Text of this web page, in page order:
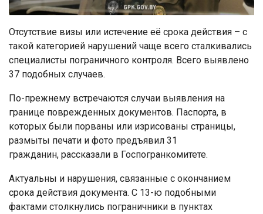
Отсутствие визы или истечение её срока действия – с
такой категорией нарушений чаще всего сталкивались
специалисты пограничного контроля. Всего выявлено
37 подобных случаев.
По-прежнему встречаются случаи выявления на
границе поврежденных документов. Паспорта, в
которых были порваны или изрисованы страницы,
размыты печати и фото предъявил 31
гражданин, рассказали в Госпогранкомитете.
Актуальны и нарушения, связанные с окончанием
срока действия документа. С 13-ю подобными
фактами столкнулись пограничники в пунктах